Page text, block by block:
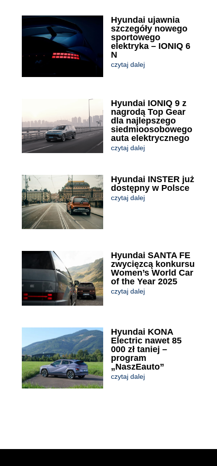
Hyundai ujawnia
szczegóły nowego
sportowego
elektryka – IONIQ 6
N
czytaj dalej
Hyundai IONIQ 9 z
nagrodą Top Gear
dla najlepszego
siedmioosobowego
auta elektrycznego
czytaj dalej
Hyundai INSTER już
dostępny w Polsce
czytaj dalej
Hyundai SANTA FE
zwycięzcą konkursu
Women’s World Car
of the Year 2025
czytaj dalej
Hyundai KONA
Electric nawet 85
000 zł taniej –
program
„NaszEauto”
czytaj dalej